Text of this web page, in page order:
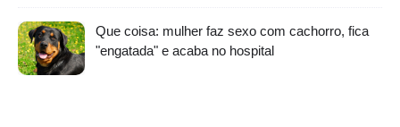
Que coisa: mulher faz sexo com cachorro, fica
"engatada" e acaba no hospital